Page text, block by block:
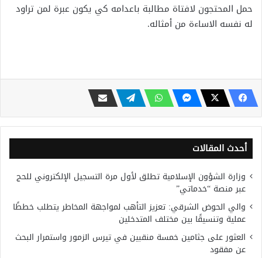
حمل المحتجون لافتاة مطالبة باعدامه كي يكون عبرة لمن تراود
له نفسه الاساءة من أمثاله.
أحدث المقالات
وزارة الشؤون الإسلامية تطلق لأول مرة التسجيل الإلكتروني للحج
عبر منصة “خدماتي”
والي الحوض الشرقي: تعزيز التأهب لمواجهة المخاطر يتطلب خططًا
عملية وتنسيقًا بين مختلف المتدخلين
العثور على جثامين خمسة منقبين في تيرس الزمور واستمرار البحث
عن مفقود